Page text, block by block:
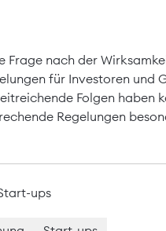
Frage nach der
für Investoren und
Folgen haben
Regelungen
ups